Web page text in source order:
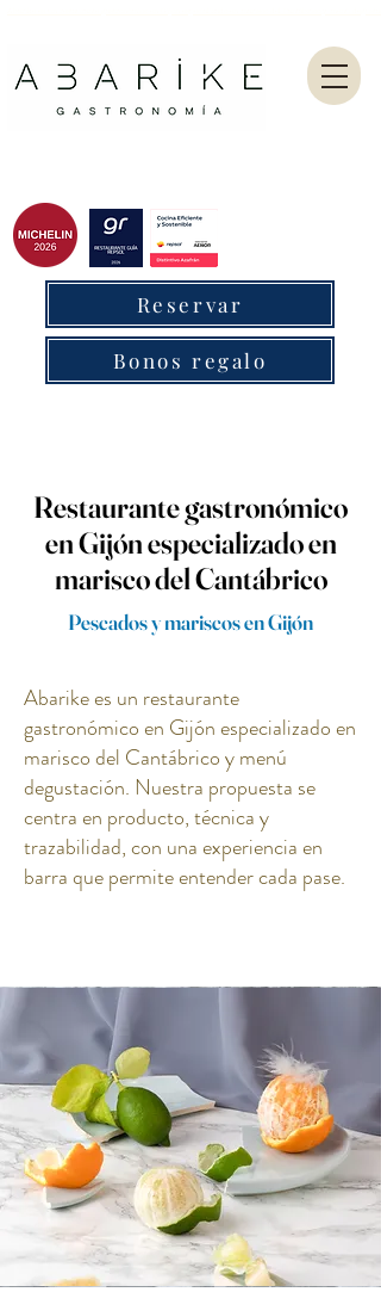
Reservar
Bonos regalo
Restaurante gastronómico
en Gijón especializado en
marisco del Cantábrico
Pescados y mariscos en Gijón
Abarike es un restaurante
gastronómico en Gijón especializado en
marisco del Cantábrico y menú
degustación. Nuestra propuesta se
centra en producto, técnica y
trazabilidad, con una experiencia en
barra que permite entender cada pase.